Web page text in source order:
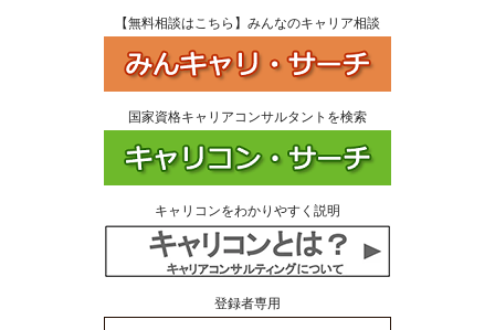
【無料相談はこちら】みんなのキャリア相談
国家資格キャリアコンサルタントを検索
キャリコンをわかりやすく説明
登録者専用